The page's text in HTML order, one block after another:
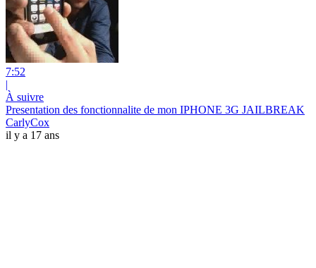
7:52
|
À suivre
Presentation des fonctionnalite de mon IPHONE 3G JAILBREAK
CarlyCox
il y a 17 ans